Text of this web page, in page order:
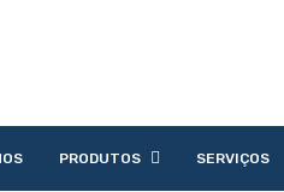
PRODUTOS SERVIÇOS